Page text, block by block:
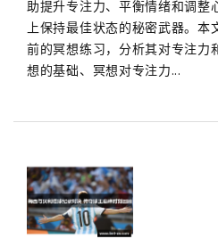
助提升专注力、平衡情绪和调整
上保持最佳状态的秘密武器。
前的冥想练习，分析其对专注力
想的基础、冥想对专注力...